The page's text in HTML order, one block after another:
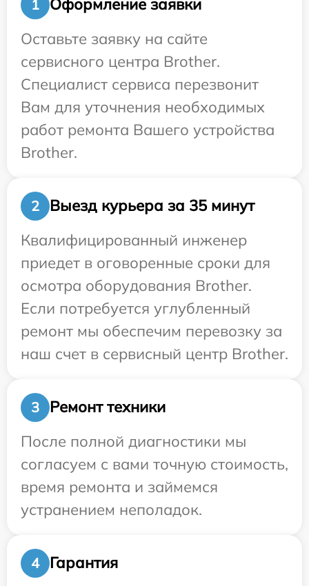
1
Оформление заявки
Оставьте заявку на сайте
сервисного центра Brother.
Специалист сервиса перезвонит
Вам для уточнения необходимых
работ ремонта Вашего устройства
Brother.
2
Выезд курьера за 35 минут
Квалифицированный инженер
приедет в оговоренные сроки для
осмотра оборудования Brother.
Если потребуется углубленный
ремонт мы обеспечим перевозку за
наш счет в сервисный центр Brother.
3
Ремонт техники
После полной диагностики мы
согласуем с вами точную стоимость,
время ремонта и займемся
устранением неполадок.
4
Гарантия